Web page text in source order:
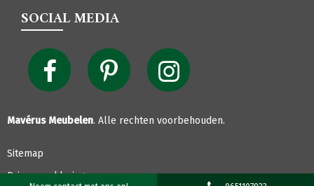
SOCIAL MEDIA
Mavérus Meubelen. Alle rechten voorbehouden.
Sitemap
Privacyverklaring